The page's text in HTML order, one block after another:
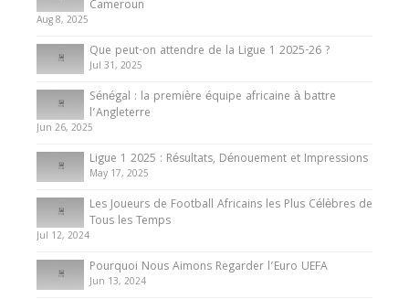
10 May 2024
Internationales
Présentation de l’équipe nationale de football
du Cameroun
8 August 2025
Cameroun
Aug 8, 2025
Que peut-on attendre de la Ligue 1 2025-26 ?
Jul 31, 2025
Sénégal : la première équipe africaine à battre
l’Angleterre
Jun 26, 2025
Ligue 1 2025 : Résultats, Dénouement et Impressions
May 17, 2025
Les Joueurs de Football Africains les Plus Célèbres de
Tous les Temps
Jul 12, 2024
Pourquoi Nous Aimons Regarder l’Euro UEFA
Jun 13, 2024